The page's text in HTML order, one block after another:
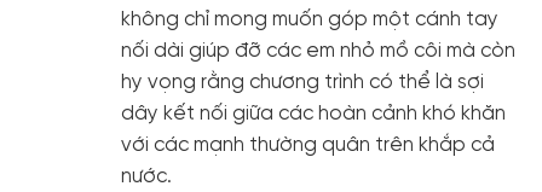
không chỉ mong muốn góp một cánh tay
nối dài giúp đỡ các em nhỏ mồ côi mà còn
hy vọng rằng chương trình có thể là sợi
dây kết nối giữa các hoàn cảnh khó khăn
với các mạnh thường quân trên khắp cả
nước.